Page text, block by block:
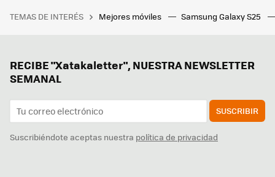
TEMAS DE INTERÉS Mejores móviles Samsung Galaxy S25
RECIBE "Xatakaletter", NUESTRA NEWSLETTER
SEMANAL
SUSCRIBIR
Suscribiéndote aceptas nuestra política de privacidad